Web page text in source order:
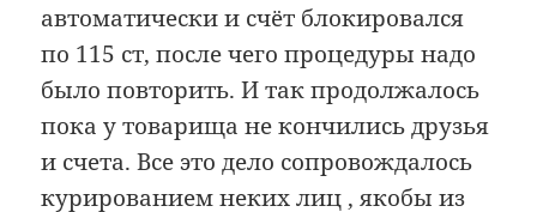
автоматически и счёт блокировался
по 115 ст, после чего процедуры надо
было повторить. И так продолжалось
пока у товарища не кончились друзья
и счета. Все это дело сопровождалось
курированием неких лиц , якобы из